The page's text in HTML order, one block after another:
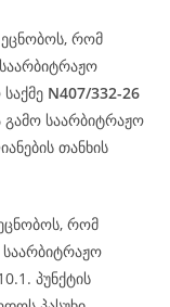
ეცნობოს, რომ
N407/332-26
გამო საარბიტრაჟო
თანხის
რომ
პუნქტის